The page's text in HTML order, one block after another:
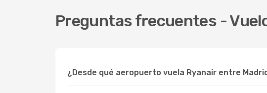
Preguntas frecuentes -
¿Desde qué aeropuerto vuela Ryanair entre